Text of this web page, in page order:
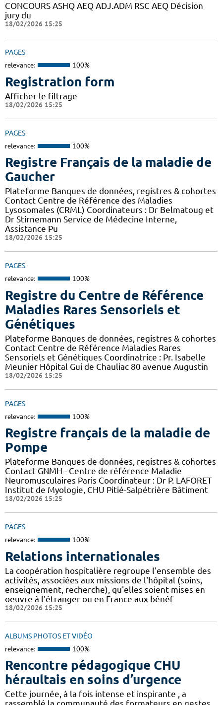
CONCOURS ASHQ AEQ ADJ.ADM RSC AEQ Décision
jury du
18/02/2026 15:25
PAGES
relevance: 100%
Registration form
Afficher le filtrage
18/02/2026 15:25
PAGES
relevance: 100%
Registre Français de la maladie de
Gaucher
Plateforme Banques de données, registres & cohortes
Contact Centre de Référence des Maladies
Lysosomales (CRML) Coordinateurs : Dr Belmatoug et
Dr Stirnemann Service de Médecine Interne,
Assistance Pu
18/02/2026 15:25
PAGES
relevance: 100%
Registre du Centre de Référence
Maladies Rares Sensoriels et
Génétiques
Plateforme Banques de données, registres & cohortes
Contact Centre de Référence Maladies Rares
Sensoriels et Génétiques Coordinatrice : Pr. Isabelle
Meunier Hôpital Gui de Chauliac 80 avenue Augustin
18/02/2026 15:25
PAGES
relevance: 100%
Registre français de la maladie de
Pompe
Plateforme Banques de données, registres & cohortes
Contact GNMH - Centre de référence Maladie
Neuromusculaires Paris Coordinateur : Dr P. LAFORET
Institut de Myologie, CHU Pitié-Salpétrière Bâtiment
18/02/2026 15:25
PAGES
relevance: 100%
Relations internationales
La coopération hospitalière regroupe l'ensemble des
activités, associées aux missions de l'hôpital (soins,
enseignement, recherche), qu'elles soient mises en
oeuvre à l'étranger ou en France aux bénéf
18/02/2026 15:25
ALBUMS PHOTOS ET VIDÉO
relevance: 100%
Rencontre pédagogique CHU
héraultais en soins d’urgence
Cette journée, à la fois intense et inspirante , a